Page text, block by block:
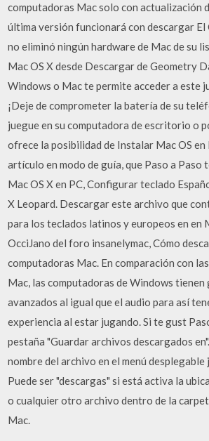
computadoras Mac solo con actualización
última versión funcionará con descargar El
no eliminó ningún hardware de Mac de su
Mac OS X desde Descargar de Geometry
Windows o Mac te permite acceder a este
¡Deje de comprometer la batería de su
juegue en su computadora de escritorio o
ofrece la posibilidad de Instalar Mac OS en
artículo en modo de guía, que Paso a Paso
Mac OS X en PC, Configurar teclado
X Leopard. Descargar este archivo que
para los teclados latinos y europeos en en
OcciJano del foro insanelymac, Cómo
computadoras Mac. En comparación con
Mac, las computadoras de Windows tienen
avanzados al igual que el audio para así
experiencia al estar jugando. Si te gust
pestaña "Guardar archivos descargados
nombre del archivo en el menú
Puede ser "descargas" si está activa la
o cualquier otro archivo dentro de la
Mac.